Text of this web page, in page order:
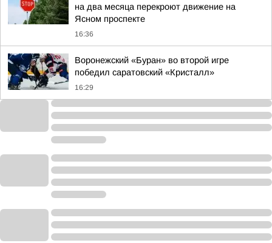
на два месяца перекроют движение на
Ясном проспекте
16:36
Воронежский «Буран» во второй игре
победил саратовский «Кристалл»
16:29